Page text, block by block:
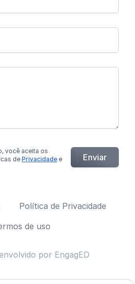
, você aceita os
de Privacidade e
Enviar
Política de Privacidade
de uso
por EngagED